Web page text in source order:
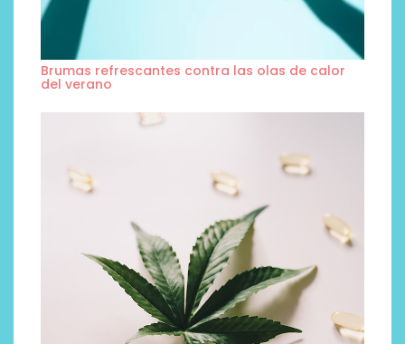
Brumas refrescantes contra las olas de calor
del verano